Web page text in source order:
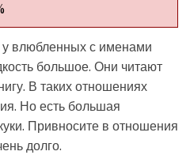
влюбленных с именами
большое. Они читают
В таких отношениях
Но есть большая
Привносите в отношения
долго.